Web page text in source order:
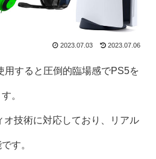
2023.07.03 2023.07.06
用すると圧倒的臨場感でPS5を
。
オ技術に対応しており、リアル
す。